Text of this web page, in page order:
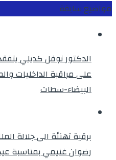
مواضيع سابقة
على مراقبة الداخليات
البيضاء-سطات
برقية تهنئة الى جلالة
رضوان غنيمي بمناسبة